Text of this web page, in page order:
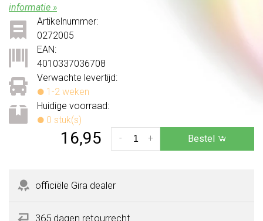
informatie »
Verwachte levertijd:
1-2 weken
Huidige voorraad:
0 stuk(s)
Artikelnummer:
0272005
EAN:
4010337036708
16,95 +
- Bestel
officiële Gira dealer
365 dagen retourrecht